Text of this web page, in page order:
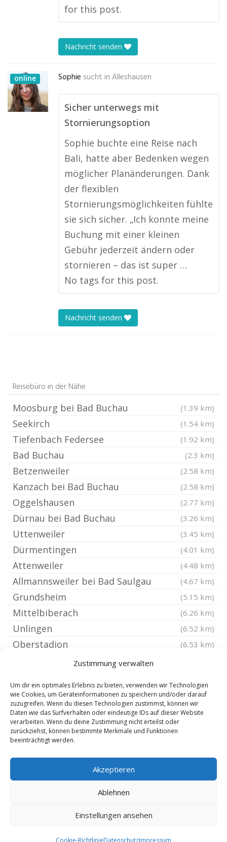
Zustimmung verwalten
Um dir ein optimales Erlebnis zu bieten, verwenden wir Technologien
wie Cookies, um Geräteinformationen zu speichern und/oder darauf
zuzugreifen. Wenn du diesen Technologien zustimmst, können wir
Daten wie das Surfverhalten oder eindeutige IDs auf dieser Website
verarbeiten. Wenn du deine Zustimmung nicht erteilst oder
zurückziehst, können bestimmte Merkmale und Funktionen
beeinträchtigt werden.
Akzeptieren
Ablehnen
Einstellungen ansehen
Cookie-RichtlinieDatenschutzImpressum
for this post.
Nachricht senden
online Sophie sucht in Alleshausen
Sicher unterwegs mit
Stornierungsoption
Sophie buchte eine Reise nach
Bali, hatte aber Bedenken wegen
möglicher Planänderungen. Dank
der flexiblen
Stornierungsmöglichkeiten fühlte
sie sich sicher. „Ich konnte meine
Buchung mit einer kleinen
Gebühr jederzeit ändern oder
stornieren – das ist super …
No tags for this post.
Nachricht senden
Reisebüro in der Nähe
Moosburg bei Bad Buchau (1.39 km)
Seekirch (1.54 km)
Tiefenbach Federsee (1.92 km)
Bad Buchau (2.3 km)
Betzenweiler (2.58 km)
Kanzach bei Bad Buchau (2.58 km)
Oggelshausen (2.77 km)
Dürnau bei Bad Buchau (3.26 km)
Uttenweiler (3.45 km)
Dürmentingen (4.01 km)
Attenweiler (4.48 km)
Allmannsweiler bei Bad Saulgau (4.67 km)
Grundsheim (5.15 km)
Mittelbiberach (6.26 km)
Unlingen (6.52 km)
Oberstadion (6.53 km)
Bad Schussenried
Unterwachingen (7.08 km)
Riedlingen Württemberg (7.73 km)
Ingoldingen
Bad Saulgau
Unterstadion
Hausen am Bussen
Copyright 2024-2025 by de-reisebuero.de |